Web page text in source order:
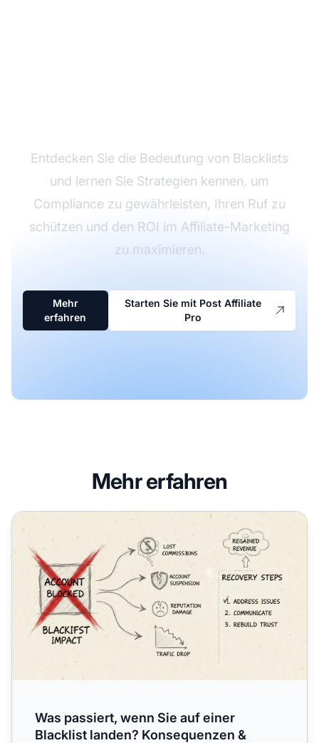
Entdecken Sie die Bedeutung von Blacklists
und lernen Sie Strategien kennen, um
Compliance zu gewährleisten, Ihren Ruf zu
schützen und den ROI im Affiliate-Marketing
zu maximieren.
Mehr
erfahren
Starten Sie mit Post Affiliate
Pro
Mehr erfahren
Was passiert, wenn Sie auf einer Blacklist landen?
Was passiert, wenn Sie auf einer
Blacklist landen? Konsequenzen &